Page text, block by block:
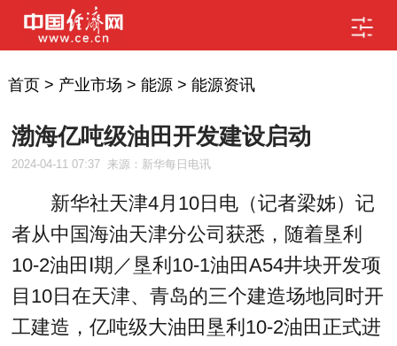
首页> 产业市场 > 能源> 能源资讯
渤海亿吨级油田开发建设启动
2024-04-11 07:37 来源：新华每日电讯
新华社天津4月10日电（记者梁姊）记
者从中国海油天津分公司获悉，随着垦利
10-2油田Ⅰ期／垦利10-1油田A54井块开发项
目10日在天津、青岛的三个建造场地同时开
工建造，亿吨级大油田垦利10-2油田正式进